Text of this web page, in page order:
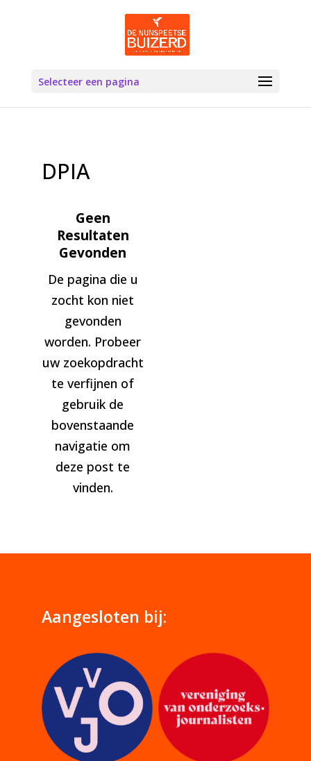
Selecteer een pagina
DPIA
Geen
Resultaten
Gevonden
De pagina die u
zocht kon niet
gevonden
worden. Probeer
uw zoekopdracht
te verfijnen of
gebruik de
bovenstaande
navigatie om
deze post te
vinden.
Aangesloten bij: